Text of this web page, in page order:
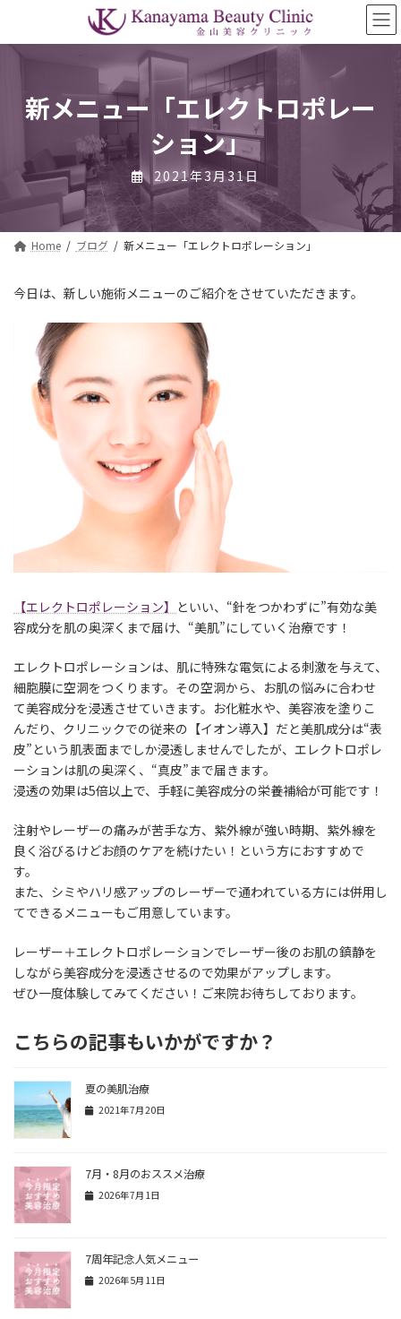
テ
ゲ
新メニュー「エレクトロポレー
ション」
2021年3月31日
Home ブログ 新メニュー「エレクトロポレーション」
今日は、新しい施術メニューのご紹介をさせていただきます。
【エレクトロポレーション】 といい、“針をつかわずに”有効な美
容成分を肌の奥深くまで届け、“美肌”にしていく治療です！
エレクトロポレーションは、肌に特殊な電気による刺激を与えて、
細胞膜に空洞をつくります。その空洞から、お肌の悩みに合わせ
て美容成分を浸透させていきます。お化粧水や、美容液を塗りこ
んだり、クリニックでの従来の【イオン導入】だと美肌成分は“表
皮”という肌表面までしか浸透しませんでしたが、エレクトロポレ
ーションは肌の奥深く、“真皮”まで届きます。
浸透の効果は5倍以上で、手軽に美容成分の栄養補給が可能です！
注射やレーザーの痛みが苦手な方、紫外線が強い時期、紫外線を
良く浴びるけどお顔のケアを続けたい！という方におすすめで
す。
また、シミやハリ感アップのレーザーで通われている方には併用し
てできるメニューもご用意しています。
レーザー＋エレクトロポレーションでレーザー後のお肌の鎮静を
しながら美容成分を浸透させるので効果がアップします。
ぜひ一度体験してみてください！ご来院お待ちしております。
こちらの記事もいかがですか？
夏の美肌治療
2021年7月20日
7月・8月のおススメ治療
2026年7月1日
7周年記念人気メニュー
2026年5月11日